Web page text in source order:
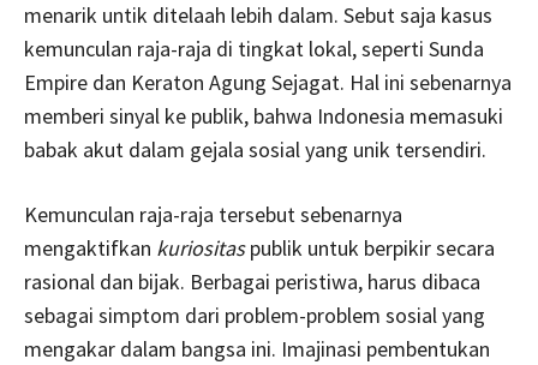
menarik untik ditelaah lebih dalam. Sebut saja kasus
kemunculan raja-raja di tingkat lokal, seperti Sunda
Empire dan Keraton Agung Sejagat. Hal ini sebenarnya
memberi sinyal ke publik, bahwa Indonesia memasuki
babak akut dalam gejala sosial yang unik tersendiri.
Kemunculan raja-raja tersebut sebenarnya
mengaktifkan kuriositaspublik untuk berpikir secara
rasional dan bijak. Berbagai peristiwa, harus dibaca
sebagai simptom dari problem-problem sosial yang
mengakar dalam bangsa ini. Imajinasi pembentukan